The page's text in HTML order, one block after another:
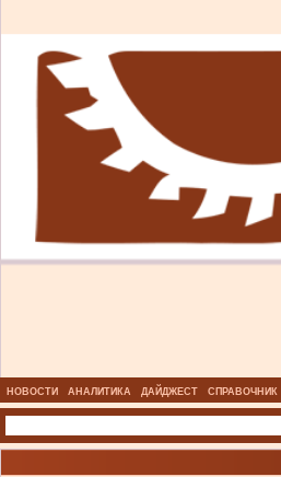
НОВОСТИ АНАЛИТИКА ДАЙДЖЕСТ СПРАВОЧНИК